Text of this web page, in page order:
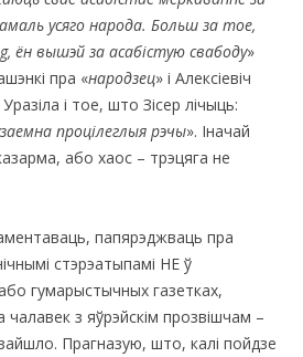
усяго народа. Больш за тое,
, ён вышэй за асабістую свабоду»
пра «народзец» і Алексіевіч
Уразіла і тое, што Зісер лічыць:
процілеглыя рэчы». Іначай
або хаос – трэцяга не
папярэджваць пра
стэрэатыпамі НЕ ў
гумарыстычных газетках,
чалавек з яўрэйскім прозвішчам –
Прагназую, што, калі пойдзе